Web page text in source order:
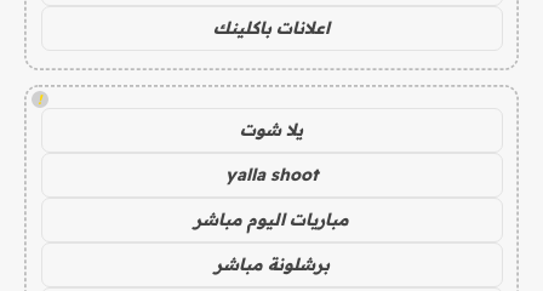
اعلانات باكلينك
!
يلا شوت
yalla shoot
مباريات اليوم مباشر
برشلونة مباشر